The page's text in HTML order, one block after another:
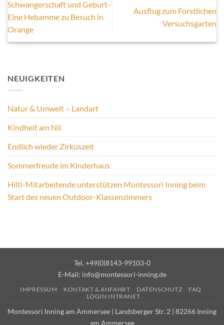
Schwangerschaft und Geburt-
Eine Hebamme zu Besuch in
Orange
Ausflug zum Forstlichen
Versuchsgarten
NEUIGKEITEN
Natur & Umwelt – Landart
Kindheit am Nil
Endlich wieder Zirkuszeit
Sommerfreude im Kinderhaus
Hilti-Mitarbeitende unterstützen Montessori Inning beim
Start des neuen Outdoor-Klassenzimmers
Tel. +49(0)8143-99103-0
E-Mail: info@montessori-inning.de
IMPRESSUM KONTAKT & ANFAHRT DATENSCHUTZ
FAQ
LOGIN INTRANET
Montessori Inning am Ammersee | Landsberger Str. 2 | 82266 Inning
am Ammersee